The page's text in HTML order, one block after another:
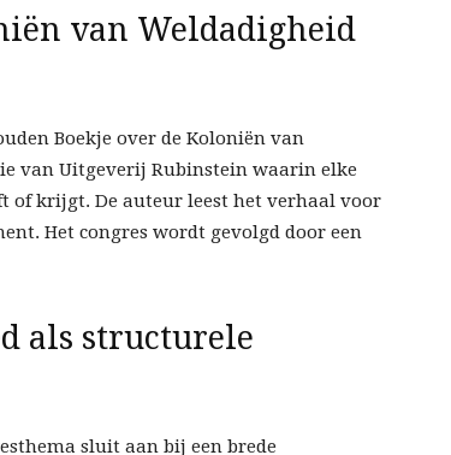
van Weldadigheid
Boekje over de Koloniën van
van Uitgeverij Rubinstein waarin elke
of krijgt. De auteur leest het verhaal voor
Het congres wordt gevolgd door een
als structurele
sluit aan bij een brede